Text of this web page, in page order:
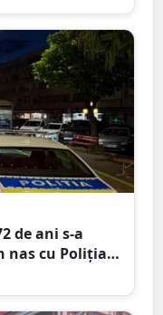
de ani s-a
nas cu Poliția